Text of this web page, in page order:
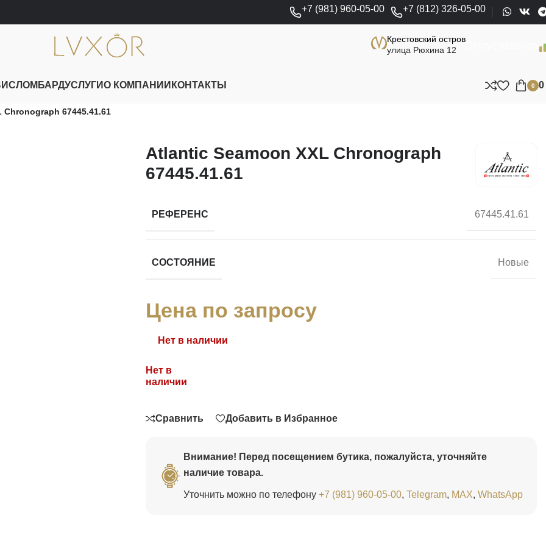
+7 (981) 960-05-00 +7 (812) 326-05-00
Крестовский остров
улица Рюхина 12
ЛОМБАРДУСЛУГИО КОМПАНИИ КОНТАКТЫ 0 0
67445.41.61
Atlantic Seamoon XXL Chronograph
67445.41.61
РЕФЕРЕНС 67445.41.61
СОСТОЯНИЕ Новые
Цена по запросу
Нет в наличии
Нет в
наличии
Сравнить Добавить в Избранное
Внимание! Перед посещением бутика, пожалуйста, уточняйте
наличие товара.
Уточнить можно по телефону +7 (981) 960-05-00, Telegram, MAX, WhatsApp